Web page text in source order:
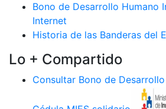
Bono de Desarrollo Humano
Internet
Historia de las Banderas del
Lo + Compartido
Consultar Bono de